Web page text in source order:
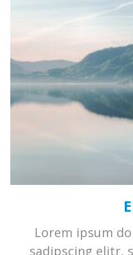
Lorem ipsum
sadipscing elitr,